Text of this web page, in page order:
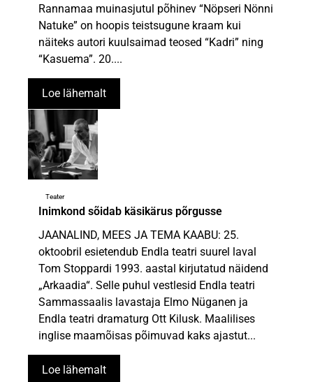
Rannamaa muinasjutul põhinev “Nöpseri Nönni
Natuke” on hoopis teistsugune kraam kui
näiteks autori kuulsaimad teosed “Kadri” ning
“Kasuema”. 20....
Loe lähemalt
Teater
Inimkond sõidab käsikärus põrgusse
JAANALIND, MEES JA TEMA KAABU: 25.
oktoobril esietendub Endla teatri suurel laval
Tom Stoppardi 1993. aastal kirjutatud näidend
„Arkaadia“. Selle puhul vestlesid Endla teatri
Sammassaalis lavastaja Elmo Nüganen ja
Endla teatri dramaturg Ott Kilusk. Maalilises
inglise maamõisas põimuvad kaks ajastut...
Loe lähemalt